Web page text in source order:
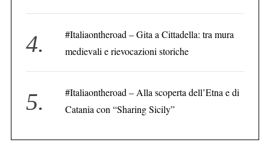
#Italiaontheroad – Gita a Cittadella: tra mura
medievali e rievocazioni storiche
#Italiaontheroad – Alla scoperta dell’Etna e di
Catania con “Sharing Sicily”